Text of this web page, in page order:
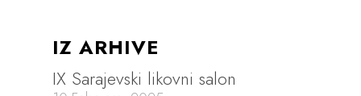
IZ ARHIVE
IX Sarajevski likovni salon